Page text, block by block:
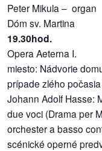
Peter Mikula – organ
Dóm sv. Martina
19.30hod.
Opera Aeterna I.
miesto: Nádvorie
prípade zlého
Johann Adolf Hasse:
due voci (Drama per
orchester a basso
scénické operné